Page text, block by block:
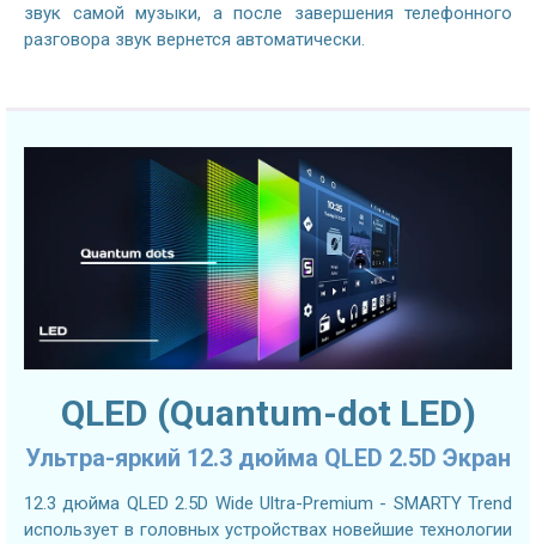
звук самой музыки, а после завершения телефонного
разговора звук вернется автоматически.
QLED (Quantum-dot LED)
Ультра-яркий 12.3 дюйма QLED 2.5D Экран
12.3 дюйма QLED 2.5D Wide Ultra-Premium - SMARTY Trend
использует в головных устройствах новейшие технологии